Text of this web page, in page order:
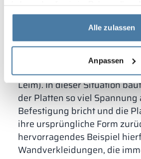
gesammelt haben.
Alle zulassen
Anpassen
Platte die gleichen
ein häufiger Fehler ist es, die
direkt an den Wänden/
befestigen zu wollen
Leim). In dieser Situation
der Platten so viel Spannung
Befestigung bricht und die
ihre ursprüngliche Form
hervorragendes Beispiel
Wandverkleidungen, die